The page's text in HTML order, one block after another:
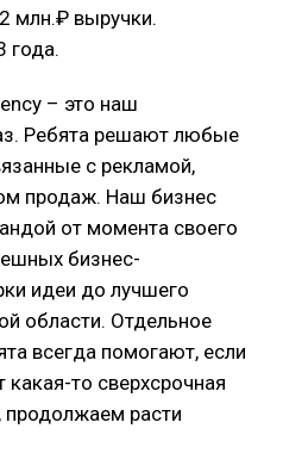
млн.₽ выручки.
года.
– это наш
Ребята решают любые
с рекламой,
продаж. Наш бизнес
от момента своего
бизнес-
идеи до лучшего
области. Отдельное
всегда помогают, если
то сверхсрочная
расти